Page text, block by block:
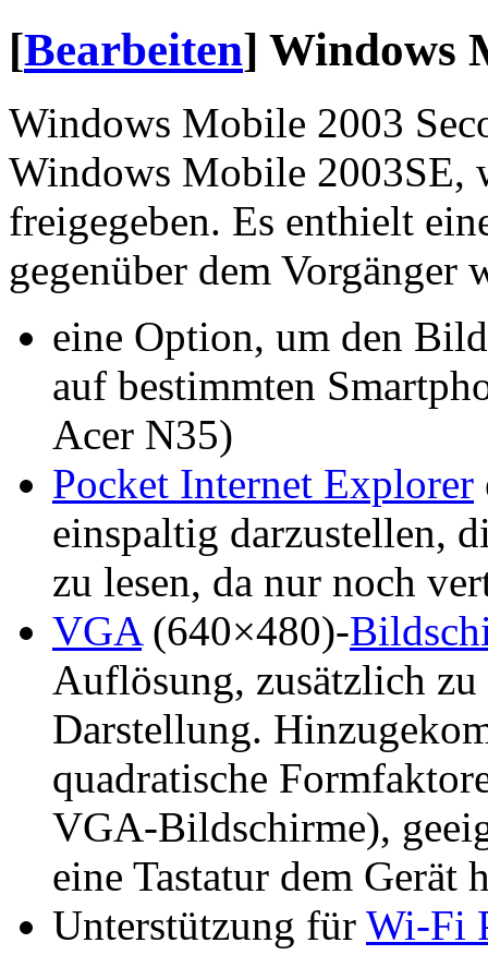
[Bearbeiten] Windows
Windows Mobile 2003
Windows Mobile 2003SE,
freigegeben. Es enthielt
gegenüber dem Vorgänger
eine Option, um den
auf bestimmten
Acer N35)
Pocket Internet Explorer
einspaltig darzustellen,
zu lesen, da nur noch
VGA(640×480)-
Auflösung, zusätzlich
Darstellung.
quadratische
VGA-Bildschirme),
eine Tastatur dem Gerät
Unterstützung für Wi-Fi